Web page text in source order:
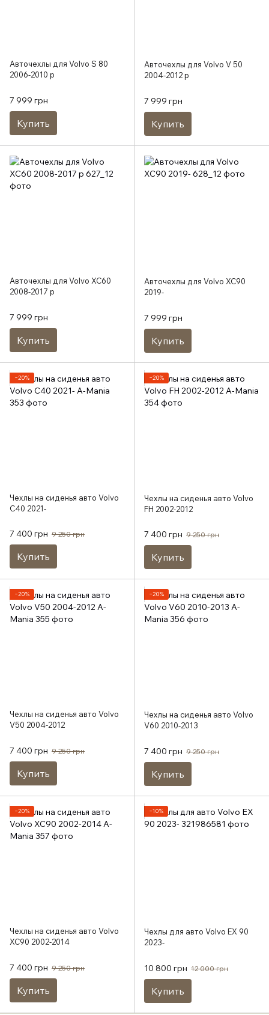
Авточехлы для Volvo S 80
2006-2010 р
7 999 грн
Купить
Авточехлы для Volvo V 50
2004-2012 р
7 999 грн
Купить
Авточехлы для Volvo XC60
2008-2017 р
7 999 грн
Купить
Авточехлы для Volvo XC90
2019-
7 999 грн
Купить
−20%
Чехлы на сиденья авто Volvo
C40 2021-
7 400 грн 9 250 грн
Купить
−20%
Чехлы на сиденья авто Volvo
FH 2002-2012
7 400 грн 9 250 грн
Купить
−20%
Чехлы на сиденья авто Volvo
V50 2004-2012
7 400 грн 9 250 грн
Купить
−20%
Чехлы на сиденья авто Volvo
V60 2010-2013
7 400 грн 9 250 грн
Купить
−20%
Чехлы на сиденья авто Volvo
XC90 2002-2014
7 400 грн 9 250 грн
Купить
−10%
Чехлы для авто Volvo EX 90
2023-
10 800 грн 12 000 грн
Купить